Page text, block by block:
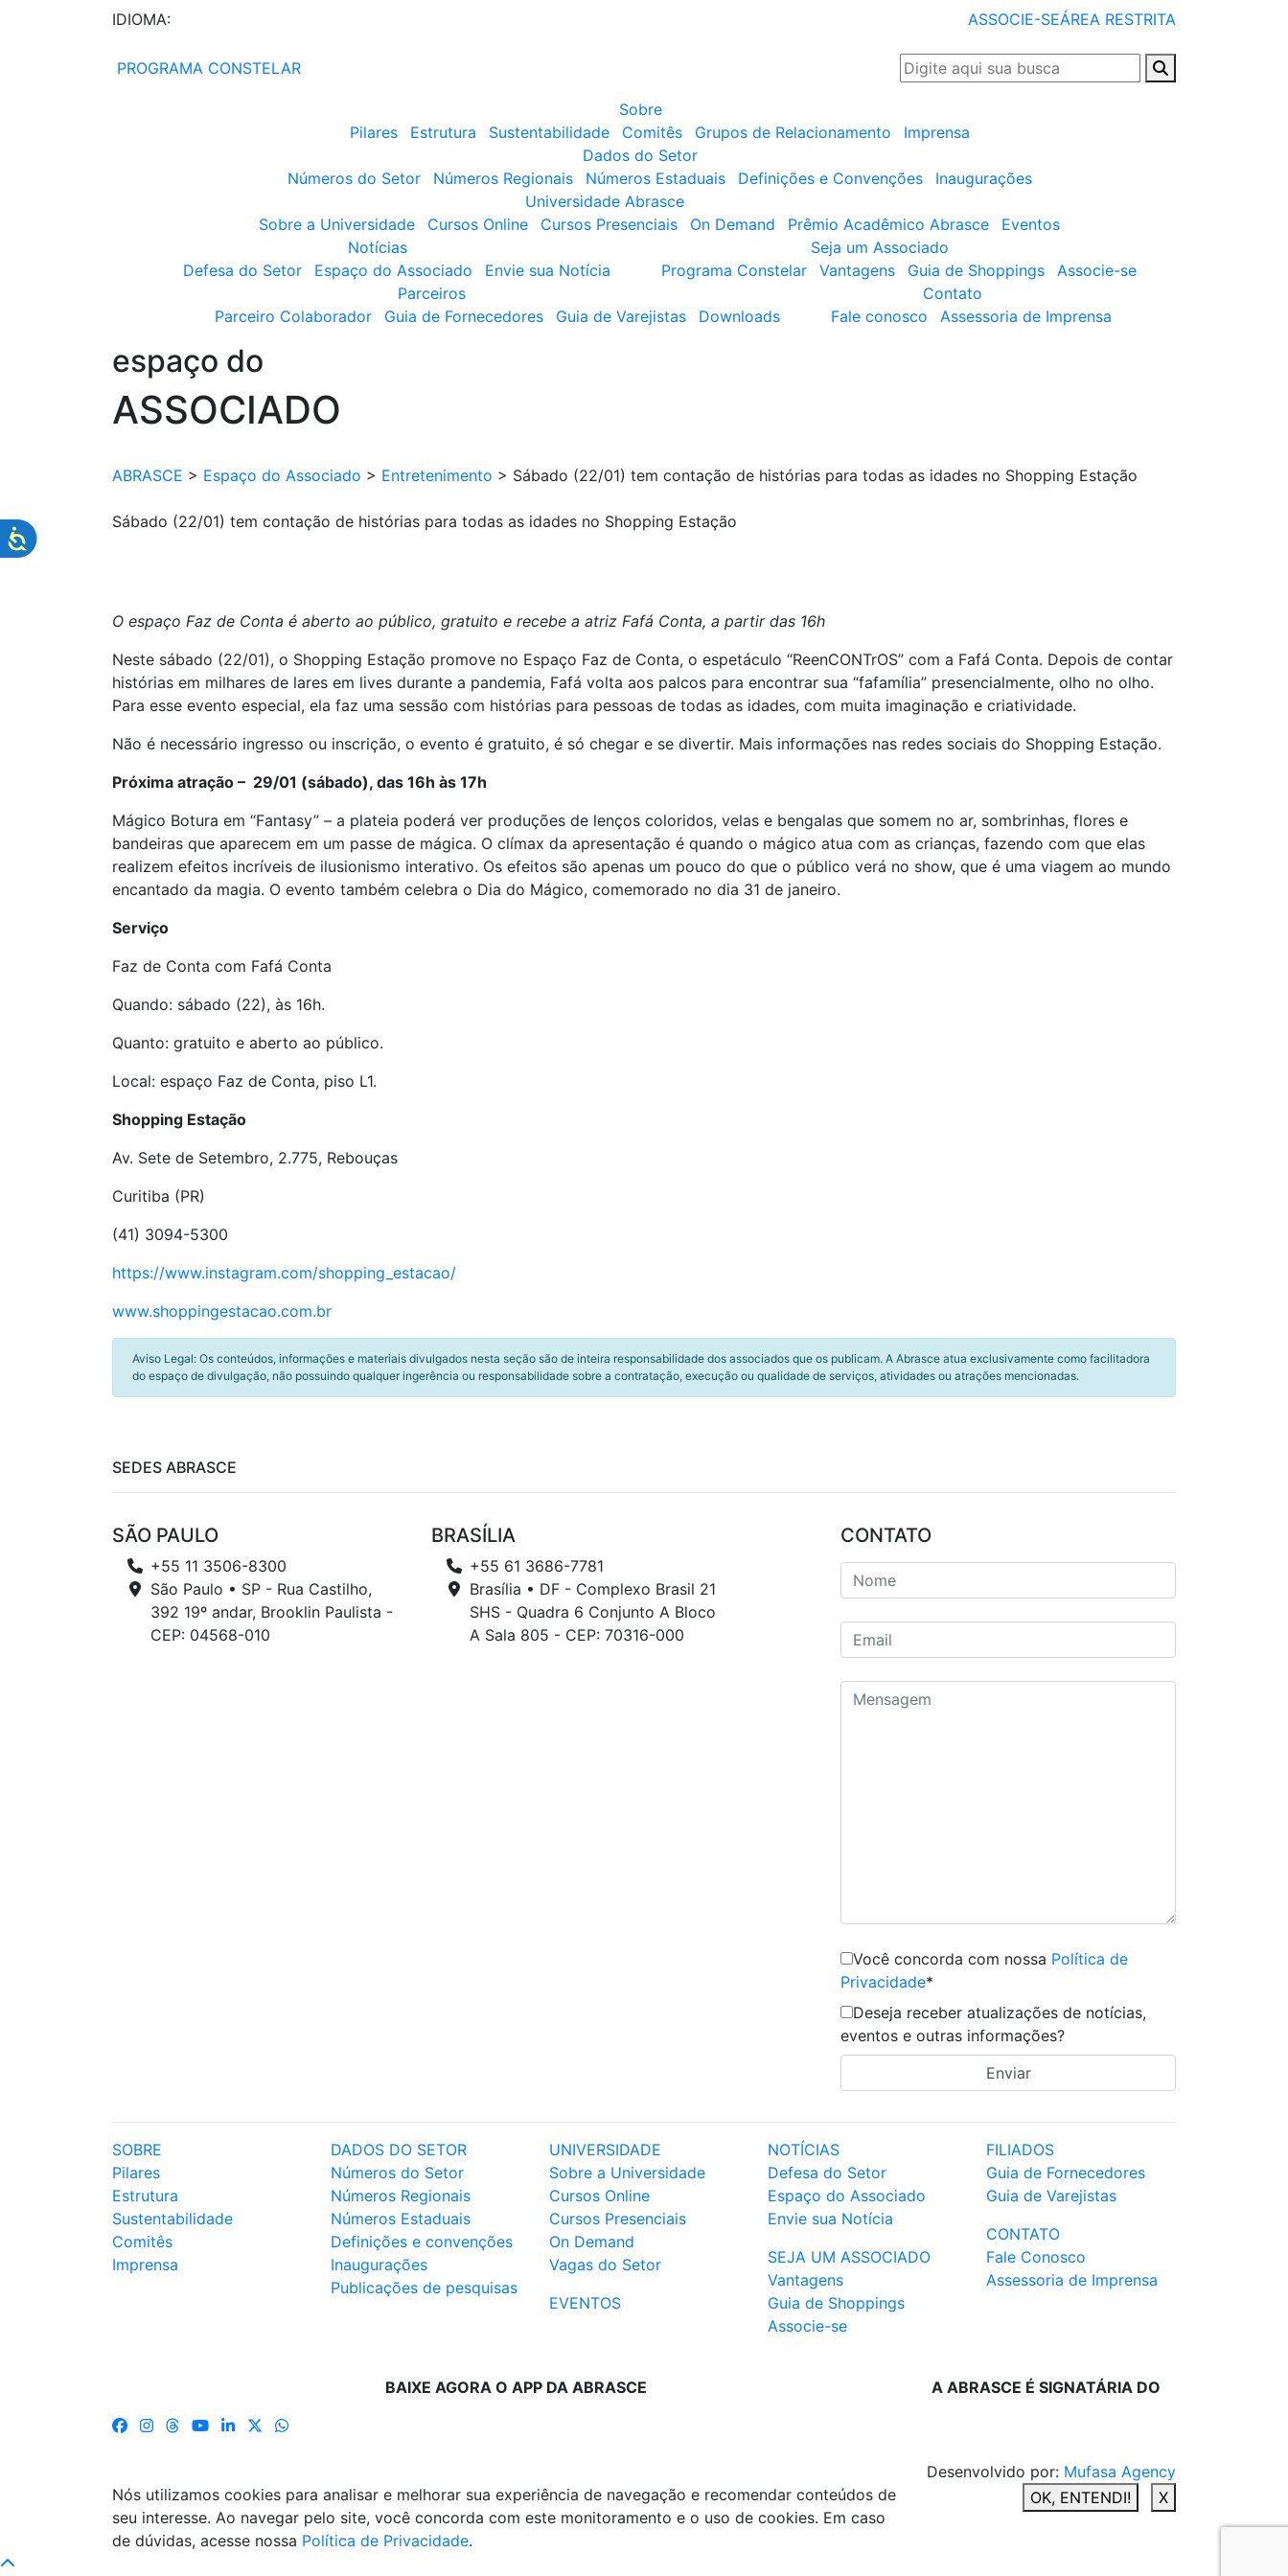
IDIOMA: ASSOCIE-SEÁREA RESTRITA
PROGRAMA CONSTELAR
Sobre
Pilares
Estrutura Sustentabilidade Comitês Grupos de Relacionamento
Imprensa
Dados do Setor
Números do Setor
Números Regionais Números Estaduais Definições e Convenções
Inaugurações
Universidade Abrasce
Sobre a Universidade
Cursos Online Cursos Presenciais On Demand Prêmio Acadêmico Abrasce
Eventos
Notícias
Defesa do Setor
Espaço do Associado Envie sua Notícia
Seja um Associado
Programa Constelar
Vantagens Guia de Shoppings
Associe-se
Parceiros
Parceiro Colaborador
Guia de Fornecedores Guia de Varejistas Downloads
Contato
Fale conosco
Assessoria de Imprensa
espaço do
ASSOCIADO
ABRASCE > Espaço do Associado > Entretenimento > Sábado (22/01) tem contação de histórias para todas as idades no Shopping Estação
Sábado (22/01) tem contação de histórias para todas as idades no Shopping Estação
O espaço Faz de Conta é aberto ao público, gratuito e recebe a atriz Fafá Conta, a partir das 16h
Neste sábado (22/01), o Shopping Estação promove no Espaço Faz de Conta, o espetáculo “ReenCONTrOS” com a Fafá Conta. Depois de contar
histórias em milhares de lares em lives durante a pandemia, Fafá volta aos palcos para encontrar sua “fafamília” presencialmente, olho no olho.
Para esse evento especial, ela faz uma sessão com histórias para pessoas de todas as idades, com muita imaginação e criatividade.
Não é necessário ingresso ou inscrição, o evento é gratuito, é só chegar e se divertir. Mais informações nas redes sociais do Shopping Estação.
Próxima atração – 29/01 (sábado), das 16h às 17h
Mágico Botura em “Fantasy” – a plateia poderá ver produções de lenços coloridos, velas e bengalas que somem no ar, sombrinhas, flores e
bandeiras que aparecem em um passe de mágica. O clímax da apresentação é quando o mágico atua com as crianças, fazendo com que elas
realizem efeitos incríveis de ilusionismo interativo. Os efeitos são apenas um pouco do que o público verá no show, que é uma viagem ao mundo
encantado da magia. O evento também celebra o Dia do Mágico, comemorado no dia 31 de janeiro.
Serviço
Faz de Conta com Fafá Conta
Quando: sábado (22), às 16h.
Quanto: gratuito e aberto ao público.
Local: espaço Faz de Conta, piso L1.
Shopping Estação
Av. Sete de Setembro, 2.775, Rebouças
Curitiba (PR)
(41) 3094-5300
https://www.instagram.com/shopping_estacao/
www.shoppingestacao.com.br
Aviso Legal: Os conteúdos, informações e materiais divulgados nesta seção são de inteira responsabilidade dos associados que os publicam. A Abrasce atua exclusivamente como facilitadora
do espaço de divulgação, não possuindo qualquer ingerência ou responsabilidade sobre a contratação, execução ou qualidade de serviços, atividades ou atrações mencionadas.
SEDES ABRASCE
SÃO PAULO
+55 11 3506-8300
São Paulo • SP - Rua Castilho,
392 19º andar, Brooklin Paulista -
CEP: 04568-010
BRASÍLIA
+55 61 3686-7781
Brasília • DF - Complexo Brasil 21
SHS - Quadra 6 Conjunto A Bloco
A Sala 805 - CEP: 70316-000
CONTATO
Você concorda com nossa Política de
Privacidade*
Deseja receber atualizações de notícias,
eventos e outras informações?
SOBRE
Pilares
Estrutura
Sustentabilidade
Comitês
Imprensa
DADOS DO SETOR
Números do Setor
Números Regionais
Números Estaduais
Definições e convenções
Inaugurações
Publicações de pesquisas
UNIVERSIDADE
Sobre a Universidade
Cursos Online
Cursos Presenciais
On Demand
Vagas do Setor
EVENTOS
NOTÍCIAS
Defesa do Setor
Espaço do Associado
Envie sua Notícia
SEJA UM ASSOCIADO
Vantagens
Guia de Shoppings
Associe-se
FILIADOS
Guia de Fornecedores
Guia de Varejistas
CONTATO
Fale Conosco
Assessoria de Imprensa
BAIXE AGORA O APP DA ABRASCE A ABRASCE É SIGNATÁRIA DO
Desenvolvido por: Mufasa Agency
Nós utilizamos cookies para analisar e melhorar sua experiência de navegação e recomendar conteúdos de
seu interesse. Ao navegar pelo site, você concorda com este monitoramento e o uso de cookies. Em caso
de dúvidas, acesse nossa Política de Privacidade.
OK, ENTENDI! X